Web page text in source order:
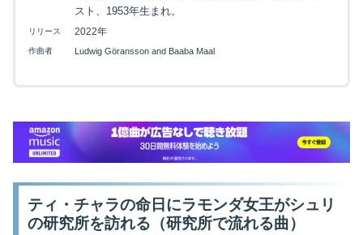
スト、1953年生まれ。
リリース 2022年
作曲者 Ludwig Göransson and Baaba Maal
ティ・チャラの命日にラモンダ女王がシュリ
の研究所を訪れる（研究所で流れる曲）